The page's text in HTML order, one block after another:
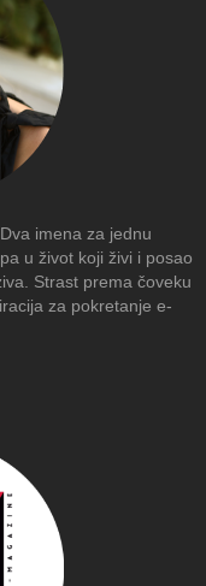
imena za jednu
u život koji živi i posao
Strast prema čoveku
za pokretanje e-